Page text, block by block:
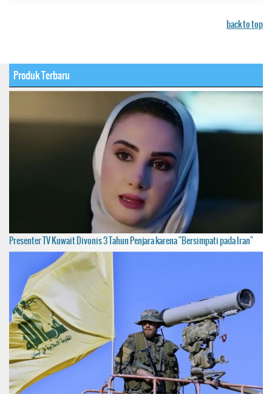
back to top
Produk Terbaru
Presenter TV Kuwait Divonis 3 Tahun Penjara karena "Bersimpati pada Iran"